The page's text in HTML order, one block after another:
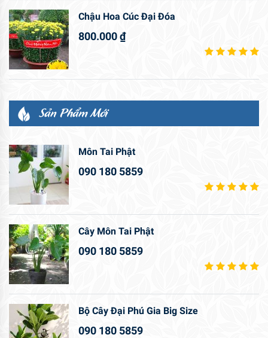
Chậu Hoa Cúc Đại Đóa
800.000₫
Sản Phẩm Mới
Môn Tai Phật
090 180 5859
Cây Môn Tai Phật
090 180 5859
Bộ Cây Đại Phú Gia Big Size
090 180 5859